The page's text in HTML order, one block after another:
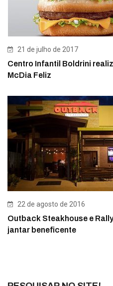
21 de julho de 2017
Centro Infantil Boldrini
McDia Feliz
22 de agosto de 2016
Outback Steakhouse e
jantar beneficente